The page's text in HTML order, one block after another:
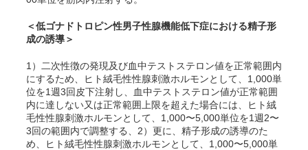
＜低ゴナドトロピン性男子性腺機能低下症における精子形
成の誘導＞
1）二次性徴の発現及び血中テストステロン値を正常範囲内
にするため、ヒト絨毛性性腺刺激ホルモンとして、1,000単
位を1週3回皮下注射し、血中テストステロン値が正常範囲
内に達しない又は正常範囲上限を超えた場合には、ヒト絨
毛性性腺刺激ホルモンとして、1,000〜5,000単位を1週2〜
3回の範囲内で調整する、2）更に、精子形成の誘導のた
め、ヒト絨毛性性腺刺激ホルモンとして、1,000〜5,000単